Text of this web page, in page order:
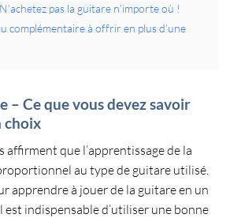
pas la guitare n’importe où !
complémentaire à offrir en plus d’une
Ce que vous devez savoir
choix
affirment que l’apprentissage de la
au type de guitare utilisé
apprendre à jouer de la guitareen un
indispensable d’utiliser une bonne